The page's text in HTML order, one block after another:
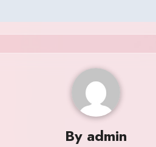
By admin